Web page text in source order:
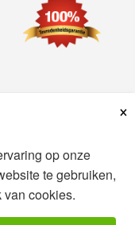
×
op onze
te gebruiken,
van cookies.
Privacybeleid
Voorbehouden.